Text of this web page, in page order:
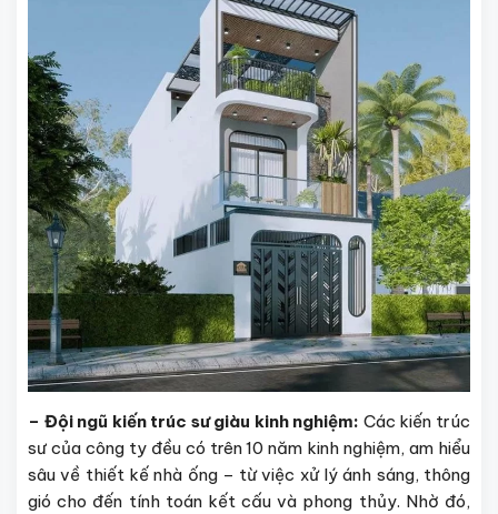
– Đội ngũ kiến trúc sư giàu kinh nghiệm: Các kiến trúc
sư của công ty đều có trên 10 năm kinh nghiệm, am hiểu
sâu về thiết kế nhà ống – từ việc xử lý ánh sáng, thông
gió cho đến tính toán kết cấu và phong thủy. Nhờ đó,